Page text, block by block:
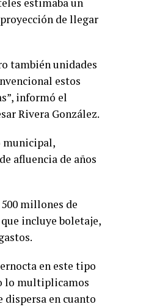
de llegar
también unidades
estos
informó el
Rivera González.
municipal,
afluencia de años
millones de
incluye boletaje,
en este tipo
lo multiplicamos
dispersa en cuanto